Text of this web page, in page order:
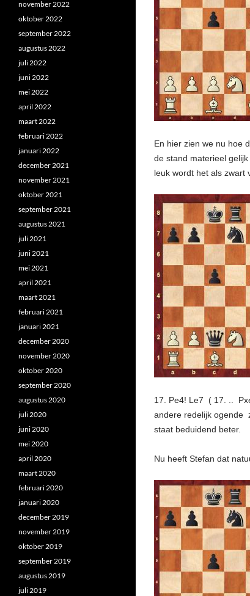
En hier zien we nu hoe
de stand materieel
leuk wordt het als
17. Pe4! Le7 ( 17. ..
andere redelijk ogende
staat beduidend beter.
Nu heeft Stefan dat
november 2022
oktober 2022
september 2022
augustus 2022
juli 2022
juni 2022
mei 2022
april 2022
maart 2022
februari 2022
januari 2022
december 2021
november 2021
oktober 2021
september 2021
augustus 2021
juli 2021
juni 2021
mei 2021
april 2021
maart 2021
februari 2021
januari 2021
december 2020
november 2020
oktober 2020
september 2020
augustus 2020
juli 2020
juni 2020
mei 2020
april 2020
maart 2020
februari 2020
januari 2020
december 2019
november 2019
oktober 2019
september 2019
augustus 2019
juli 2019